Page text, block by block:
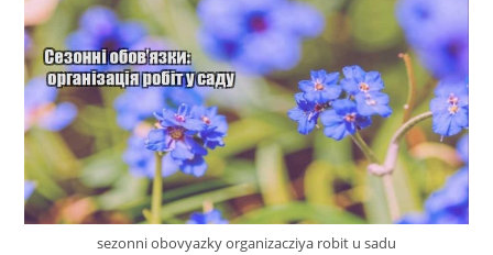
sezonni obovyazky organizacziya robit u sadu